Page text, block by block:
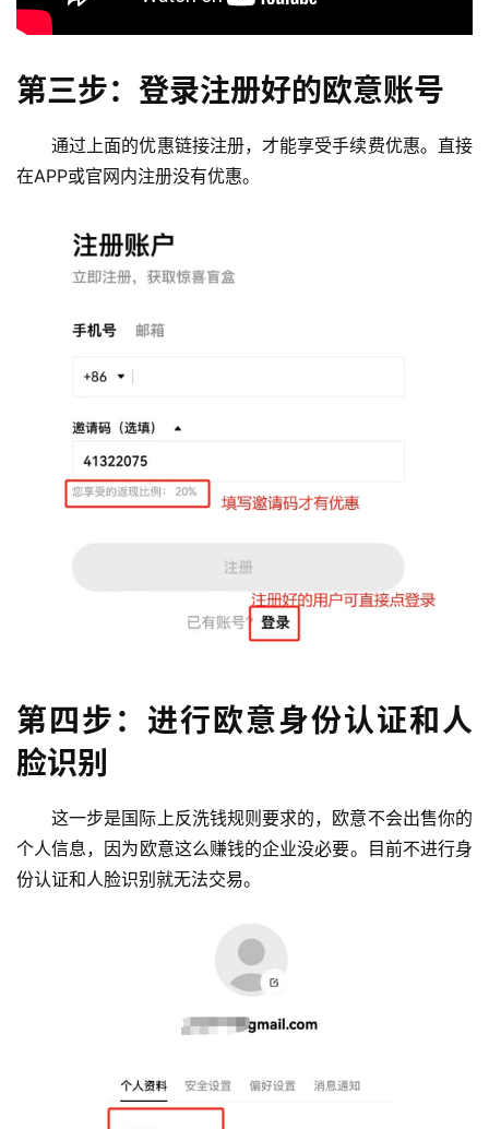
第三步：登录注册好的欧意账号
通过上面的优惠链接注册，才能享受手续费优惠。直接
在APP或官网内注册没有优惠。
第四步：进行欧意身份认证和人
脸识别
这一步是国际上反洗钱规则要求的，欧意不会出售你的
个人信息，因为欧意这么赚钱的企业没必要。目前不进行身
份认证和人脸识别就无法交易。